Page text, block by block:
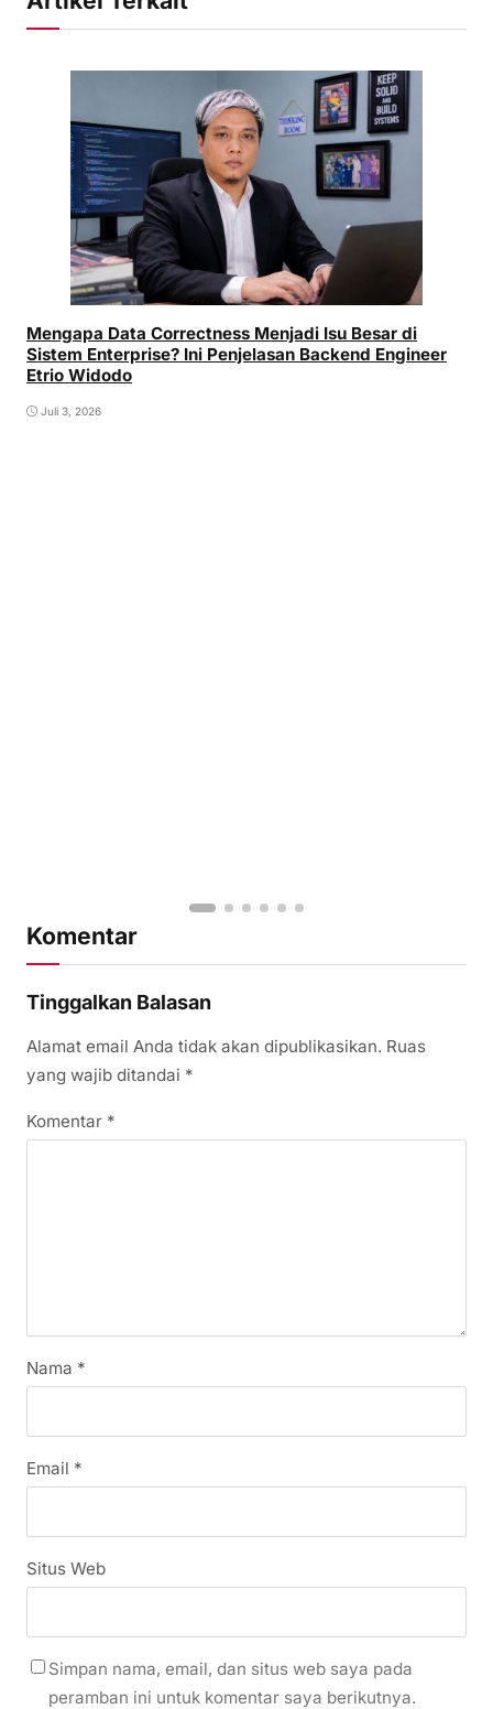
Mengapa Data Correctness Menjadi Isu Besar di
Sistem Enterprise? Ini Penjelasan Backend Engineer
Etrio Widodo
Juli 3, 2026
Komentar
Tinggalkan Balasan
Alamat email Anda tidak akan dipublikasikan. Ruas
yang wajib ditandai *
Komentar *
Nama *
Email *
Situs Web
Simpan nama, email, dan situs web saya pada
peramban ini untuk komentar saya berikutnya.